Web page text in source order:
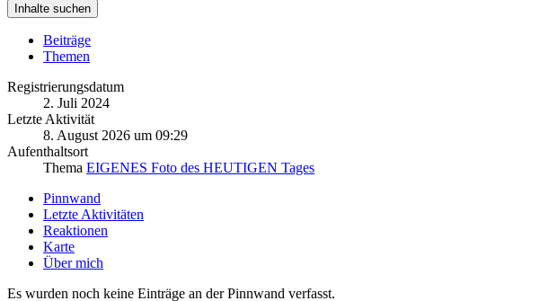
Inhalte suchen
Beiträge
Themen
Registrierungsdatum
2. Juli 2024
Letzte Aktivität
8. August 2026 um 09:29
Aufenthaltsort
Thema EIGENES Foto des HEUTIGEN Tages
Pinnwand
Letzte Aktivitäten
Reaktionen
Karte
Über mich
Es wurden noch keine Einträge an der Pinnwand verfasst.